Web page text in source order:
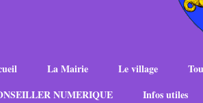
La Mairie Le village
NUMERIQUE
Infos utiles